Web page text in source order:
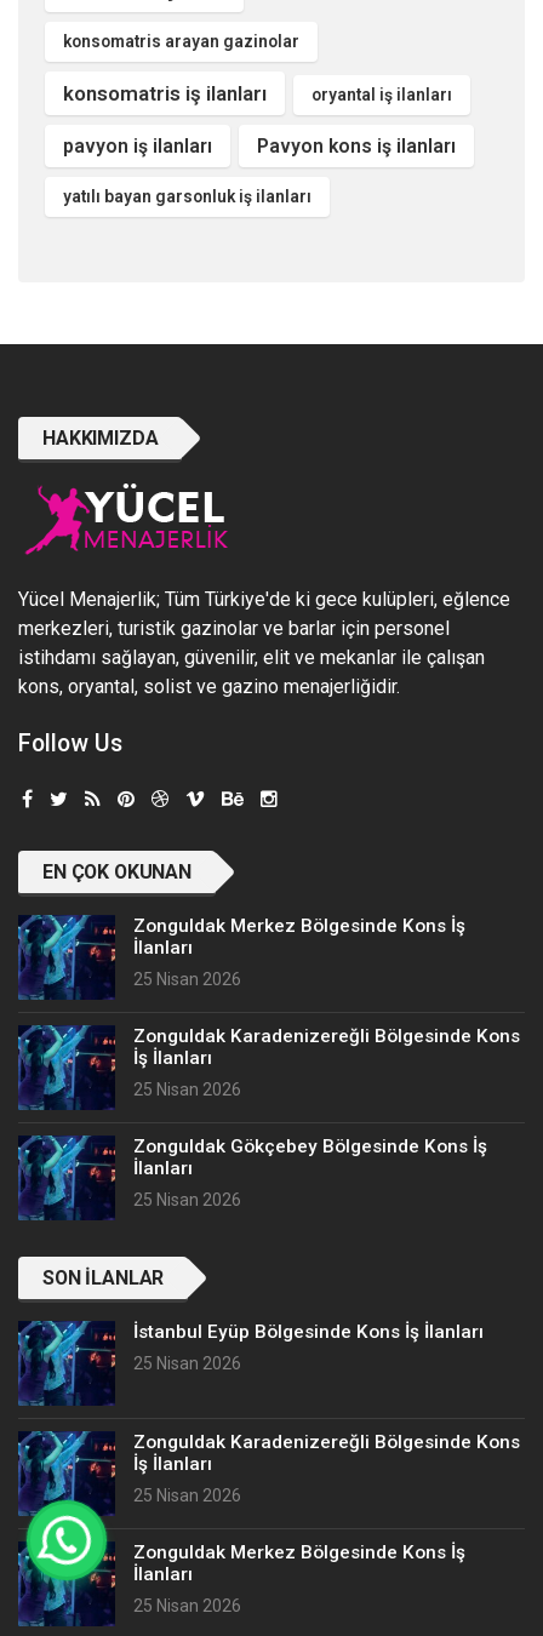
konsomatris arayan gazinolar
konsomatris iş ilanları oryantal iş ilanları
pavyon iş ilanları Pavyon kons iş ilanları
yatılı bayan garsonluk iş ilanları
HAKKIMIZDA
Yücel Menajerlik; Tüm Türkiye'de ki gece kulüpleri, eğlence
merkezleri, turistik gazinolar ve barlar için personel
istihdamı sağlayan, güvenilir, elit ve mekanlar ile çalışan
kons, oryantal, solist ve gazino menajerliğidir.
Follow Us
EN ÇOK OKUNAN
Zonguldak Merkez Bölgesinde Kons İş
İlanları
25 Nisan 2026
Zonguldak Karadenizereğli Bölgesinde Kons
İş İlanları
25 Nisan 2026
Zonguldak Gökçebey Bölgesinde Kons İş
İlanları
25 Nisan 2026
SON İLANLAR
İstanbul Eyüp Bölgesinde Kons İş İlanları
25 Nisan 2026
Zonguldak Karadenizereğli Bölgesinde Kons
İş İlanları
25 Nisan 2026
Zonguldak Merkez Bölgesinde Kons İş
İlanları
25 Nisan 2026